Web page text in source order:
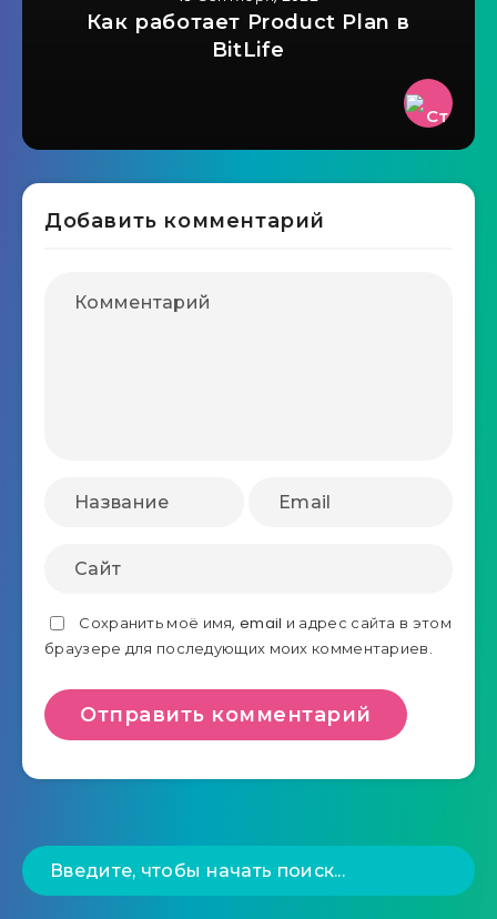
Как работает Product Plan в
BitLife
Добавить комментарий
Сохранить моё имя, email и адрес сайта в этом
браузере для последующих моих комментариев.